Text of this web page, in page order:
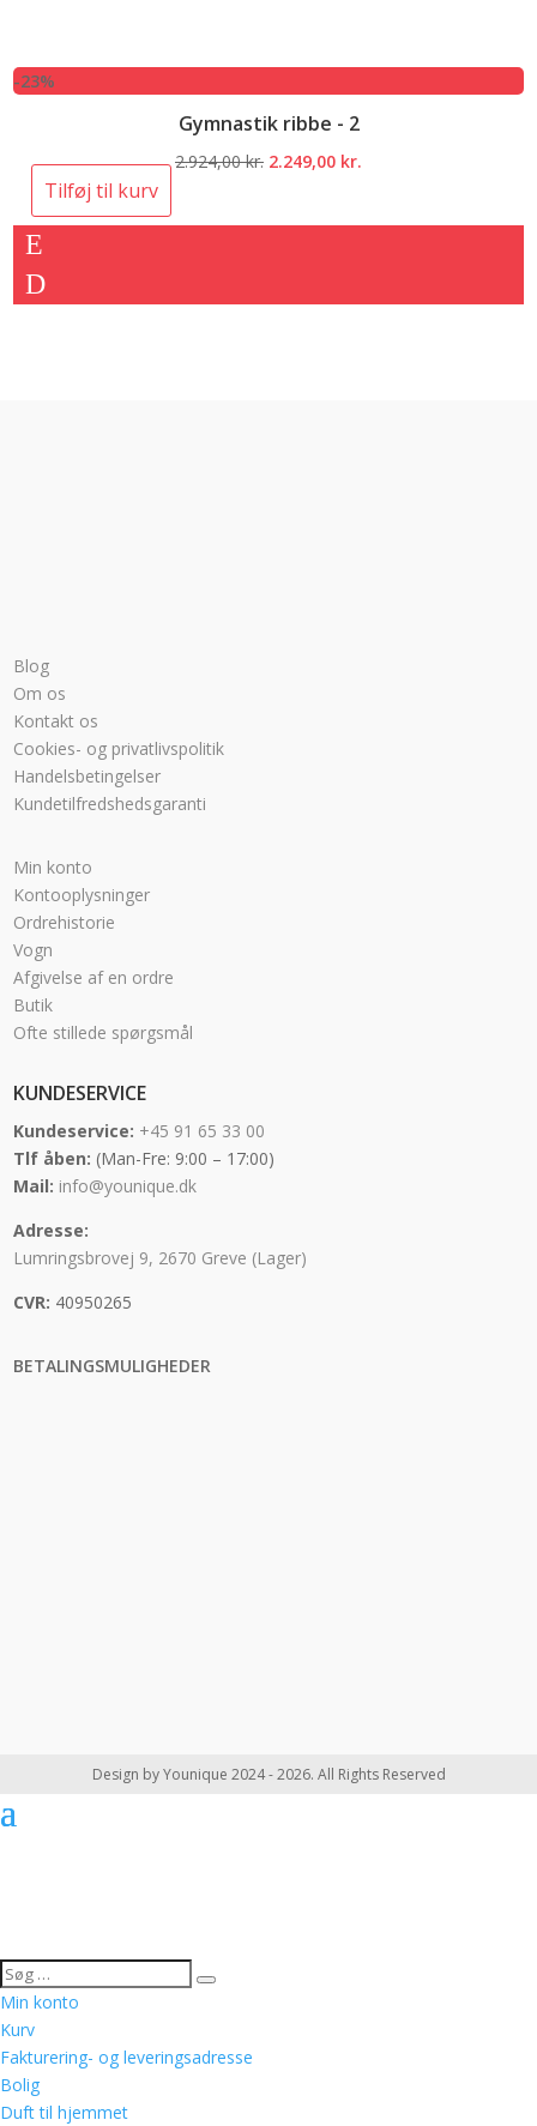
-23%
Gymnastik ribbe - 2
2.924,00kr. Den
2.249,00 kr.
Tilføj til kurv
Blog
Om os
Kontakt os
Cookies- og privatlivspolitik
Handelsbetingelser
Kundetilfredshedsgaranti
Min konto
Kontooplysninger
Ordrehistorie
Vogn
Afgivelse af en ordre
Butik
Ofte stillede spørgsmål
KUNDESERVICE
Kundeservice: +45 91 65 33 00
Tlf åben: (Man-Fre: 9:00 – 17:00)
Mail: info@younique.dk
Adresse:
Lumringsbrovej 9, 2670 Greve (Lager)
CVR: 40950265
BETALINGSMULIGHEDER
Design by Younique 2024 - 2026. All Rights Reserved
Min konto
Kurv
Fakturering- og leveringsadresse
Bolig
Duft til hjemmet